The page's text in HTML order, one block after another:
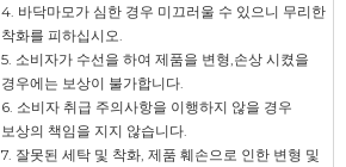
4. 바닥마모가 심한 경우 미끄러울 수 있으니 무리한
착화를 피하십시오.
5. 소비자가 수선을 하여 제품을 변형,손상 시켰을
경우에는 보상이 불가합니다.
6. 소비자 취급 주의사항을 이행하지 않을 경우
보상의 책임을 지지 않습니다.
7. 잘못된 세탁 및 착화, 제품 훼손으로 인한 변형 및